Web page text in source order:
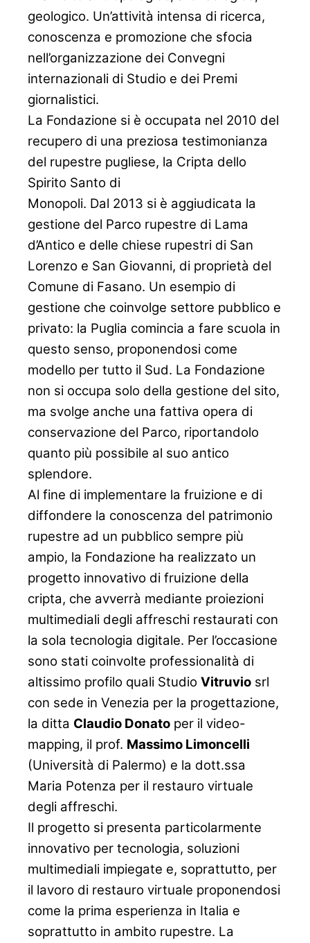
geologico. Un’attività intensa di ricerca,
conoscenza e promozione che sfocia
nell’organizzazione dei Convegni
internazionali di Studio e dei Premi
giornalistici.
La Fondazione si è occupata nel 2010 del
recupero di una preziosa testimonianza
del rupestre pugliese, la Cripta dello
Spirito Santo di
Monopoli. Dal 2013 si è aggiudicata la
gestione del Parco rupestre di Lama
d’Antico e delle chiese rupestri di San
Lorenzo e San Giovanni, di proprietà del
Comune di Fasano. Un esempio di
gestione che coinvolge settore pubblico e
privato: la Puglia comincia a fare scuola in
questo senso, proponendosi come
modello per tutto il Sud. La Fondazione
non si occupa solo della gestione del sito,
ma svolge anche una fattiva opera di
conservazione del Parco, riportandolo
quanto più possibile al suo antico
splendore.
Al fine di implementare la fruizione e di
diffondere la conoscenza del patrimonio
rupestre ad un pubblico sempre più
ampio, la Fondazione ha realizzato un
progetto innovativo di fruizione della
cripta, che avverrà mediante proiezioni
multimediali degli affreschi restaurati con
la sola tecnologia digitale. Per l’occasione
sono stati coinvolte professionalità di
altissimo profilo quali Studio Vitruvio srl
con sede in Venezia per la progettazione,
la ditta Claudio Donato per il video-
mapping, il prof. Massimo Limoncelli
(Università di Palermo) e la dott.ssa
Maria Potenza per il restauro virtuale
degli affreschi.
Il progetto si presenta particolarmente
innovativo per tecnologia, soluzioni
multimediali impiegate e, soprattutto, per
il lavoro di restauro virtuale proponendosi
come la prima esperienza in Italia e
soprattutto in ambito rupestre. La